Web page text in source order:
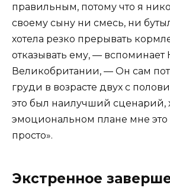
правильным, потому что я
своему сыну ни смесь, ни
хотела резко прерывать
отказывать ему, — вспоминает
Великобритании, — Он сам
груди в возрасте двух с
это был наилучший сценарий,
эмоциональном плане мне это
просто».
Экстренное